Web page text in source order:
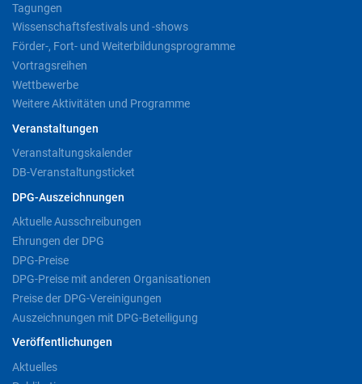
Tagungen
Wissenschaftsfestivals und -shows
Förder-, Fort- und Weiterbildungsprogramme
Vortragsreihen
Wettbewerbe
Weitere Aktivitäten und Programme
Veranstaltungen
Veranstaltungskalender
DB-Veranstaltungsticket
DPG-Auszeichnungen
Aktuelle Ausschreibungen
Ehrungen der DPG
DPG-Preise
DPG-Preise mit anderen Organisationen
Preise der DPG-Vereinigungen
Auszeichnungen mit DPG-Beteiligung
Veröffentlichungen
Aktuelles